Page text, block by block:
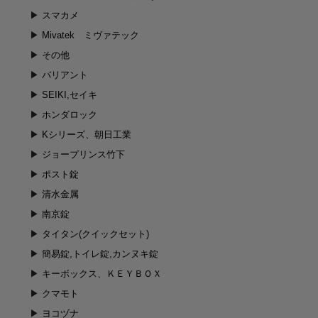
スマカメ
Mivatek ミヴァテック
その他
バリアント
SEIKI,セイキ
ホンダロック
Kシリーズ、朝日工業
ジョープリンス竹下
ポスト錠
清水金属
南京錠
タイタン(クイックセット)
簡易錠,トイレ錠,カンヌキ錠
キーボックス、ＫＥＹＢＯＸ
クマモト
ヨコヅナ